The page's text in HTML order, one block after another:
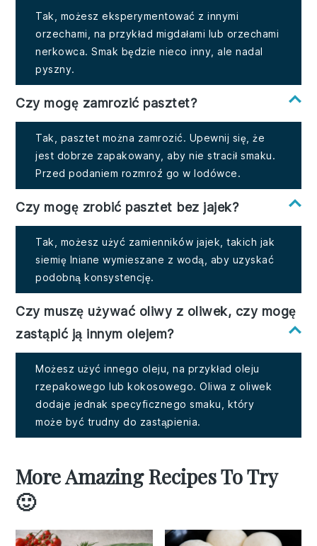
Tak, możesz eksperymentować z innymi
orzechami, na przykład migdałami lub orzechami
nerkowca. Smak będzie nieco inny, ale nadal
pyszny.
Czy mogę zamrozić pasztet?
Tak, pasztet można zamrozić. Upewnij się, że
jest dobrze zapakowany, aby nie stracił smaku.
Przed podaniem rozmroź go w lodówce.
Czy mogę zrobić pasztet bez jajek?
Tak, możesz użyć zamienników jajek, takich jak
siemię lniane wymieszane z wodą, aby uzyskać
podobną konsystencję.
Czy muszę używać oliwy z oliwek, czy mogę
zastąpić ją innym olejem?
Możesz użyć innego oleju, na przykład oleju
rzepakowego lub kokosowego. Oliwa z oliwek
dodaje jednak specyficznego smaku, który
może być trudny do zastąpienia.
More Amazing Recipes To Try
🙂